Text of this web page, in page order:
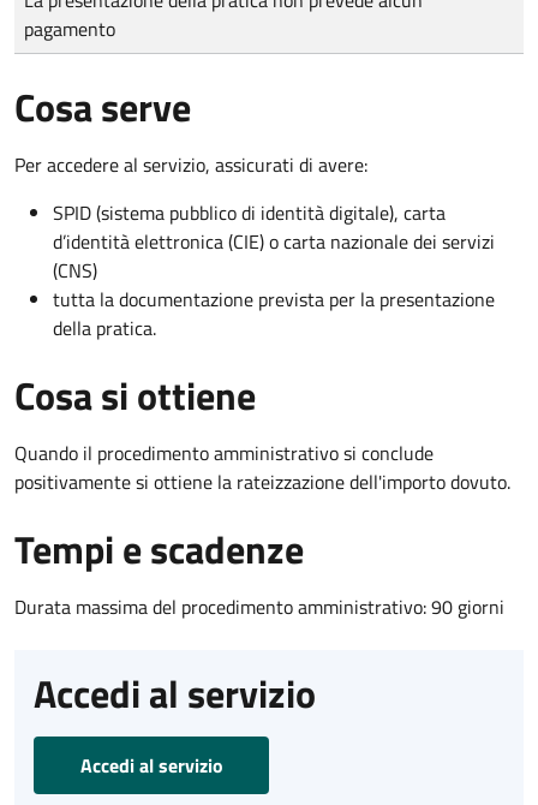
pagamento
Cosa serve
Per accedere al servizio, assicurati di avere:
SPID (sistema pubblico di identità digitale), carta
d’identità elettronica (CIE) o carta nazionale dei servizi
(CNS)
tutta la documentazione prevista per la presentazione
della pratica.
Cosa si ottiene
Quando il procedimento amministrativo si conclude
positivamente si ottiene la rateizzazione dell'importo dovuto.
Tempi e scadenze
Durata massima del procedimento amministrativo: 90 giorni
Accedi al servizio
Accedi al servizio